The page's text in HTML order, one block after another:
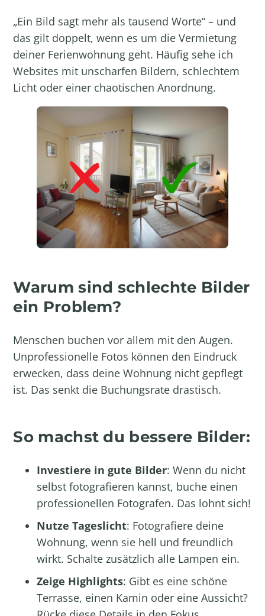
„Ein Bild sagt mehr als tausend Worte“ – und
das gilt doppelt, wenn es um die Vermietung
deiner Ferienwohnung geht. Häufig sehe ich
Websites mit unscharfen Bildern, schlechtem
Licht oder einer chaotischen Anordnung.
Warum sind schlechte Bilder
ein Problem?
Menschen buchen vor allem mit den Augen.
Unprofessionelle Fotos können den Eindruck
erwecken, dass deine Wohnung nicht gepflegt
ist. Das senkt die Buchungsrate drastisch.
So machst du bessere Bilder:
Investiere in gute Bilder: Wenn du nicht
selbst fotografieren kannst, buche einen
professionellen Fotografen. Das lohnt sich!
Nutze Tageslicht: Fotografiere deine
Wohnung, wenn sie hell und freundlich
wirkt. Schalte zusätzlich alle Lampen ein.
Zeige Highlights: Gibt es eine schöne
Terrasse, einen Kamin oder eine Aussicht?